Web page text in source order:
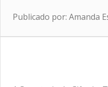
Publicado por: Amanda